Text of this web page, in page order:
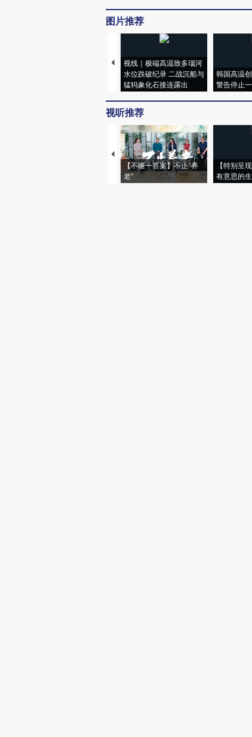
图片推荐
视线｜极端高温致多瑙河
水位跌破纪录 二战沉船与
猛犸象化石接连露出
韩国高温
警告停止
视听推荐
【不唯一答案】不止“养
老”
【特别呈
有意思的